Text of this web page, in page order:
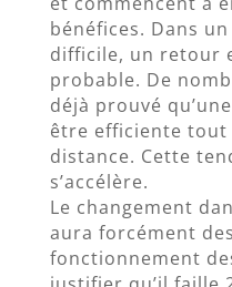
bénéfices. Dans
difficile, un retour
probable. De
déjà prouvé
être efficiente
distance. Cette
s’accélère.
Le changement
aura forcément
fonctionnement